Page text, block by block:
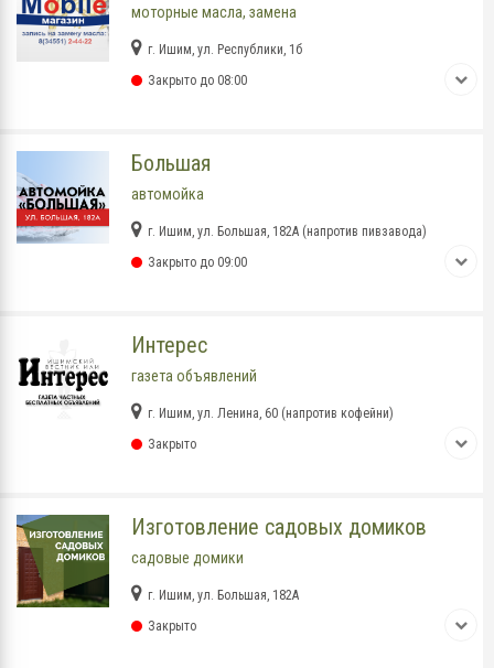
моторные масла, замена
г. Ишим, ул. Республики, 1б
Закрыто до 08:00
Большая
автомойка
г. Ишим, ул. Большая, 182А (напротив пивзавода)
Закрыто до 09:00
Интерес
газета объявлений
г. Ишим, ул. Ленина, 60 (напротив кофейни)
Закрыто
Изготовление садовых домиков
садовые домики
г. Ишим, ул. Большая, 182А
Закрыто